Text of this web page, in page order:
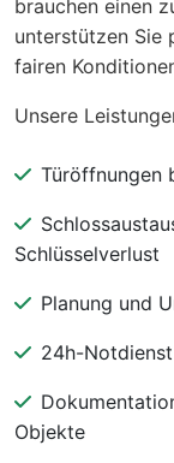
brauchen einen
unterstützen Sie
fairen
Unsere
Türöffnungen
Schlüsselverlust
Planung und
24h-
Objekte